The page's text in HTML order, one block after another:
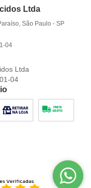
Ltda
São Paulo - SP
04
Ltda
04